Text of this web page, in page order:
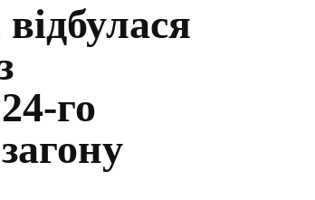
го